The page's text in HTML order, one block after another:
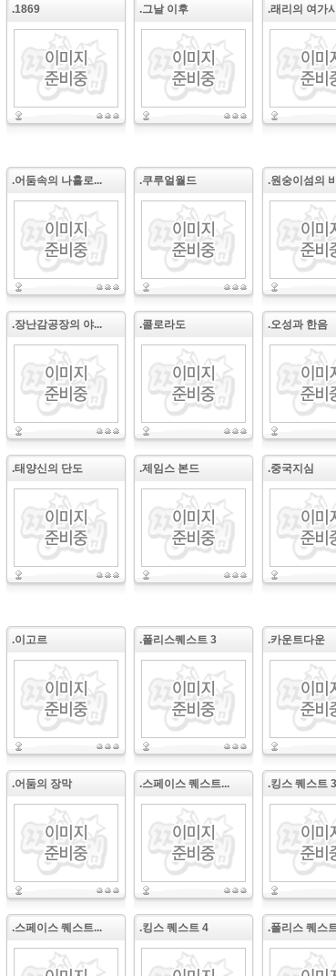
.1869 .그날 이후 .래리의 여가
.어둠속의 나홀로... .쿠루얼월드 .원숭이섬의
.장난감공장의 야... .콜로라도 .오성과 한음
.태양신의 단도 .제임스 본드 .중국지심
.이고르 .폴리스퀘스트 3 .카운트다운
.어둠의 장막 .스페이스 퀘스트... .킹스 퀘스트 3
.스페이스 퀘스트... .킹스 퀘스트 4 .폴리스 퀘스